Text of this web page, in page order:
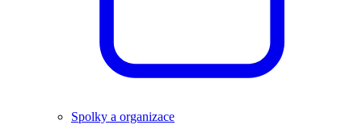
Spolky a organizace